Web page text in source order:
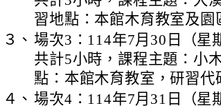
習地點：本館木育教室及園
３、 場次3：114年7月30日（星
共計5小時，課程主題：小
點：本館木育教室，研習代
４、 場次4：114年7月31日（星